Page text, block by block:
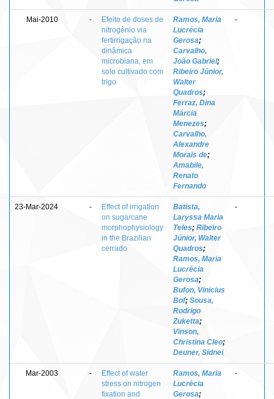
Mai-2010 -
Efeito de doses de
nitrogênio via
fertirrigação na
dinâmica
microbiana, em
solo cultivado com
trigo
Ramos, Maria
Lucrécia
Gerosa;
Carvalho,
João Gabriel;
Ribeiro Júnior,
Walter
Quadros;
Ferraz, Dina
Márcia
Menezes;
Carvalho,
Alexandre
Morais de;
Amabile,
Renato
Fernando
-
23-Mar-2024 -
Effect of irrigation
on sugarcane
morphophysiology
in the Brazilian
cerrado
Batista,
Laryssa Maria
Teles; Ribeiro
Júnior, Walter
Quadros;
Ramos, Maria
Lucrécia
Gerosa;
Bufon, Vinicius
Bof; Sousa,
Rodrigo
Zuketta;
Vinson,
Christina Cleo;
Deuner, Sidnei
-
Mar-2003 -
Effect of water
stress on nitrogen
fixation and
Ramos, Maria
Lucrécia
Gerosa;
-